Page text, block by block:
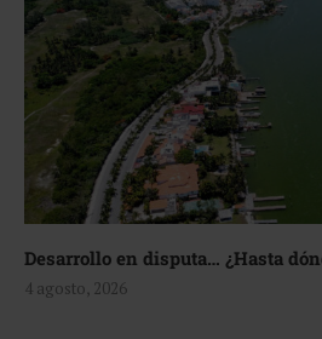
Desarrollo en disputa… ¿Hasta
4 agosto, 2026